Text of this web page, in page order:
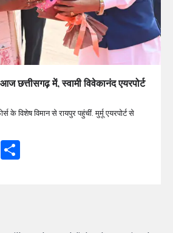
आज छत्तीसगढ़ में, स्वामी विवेकानंद एयरपोर्ट
के विशेष विमान से रायपुर पहुंचीं. मुर्मू एयरपोर्ट से
X